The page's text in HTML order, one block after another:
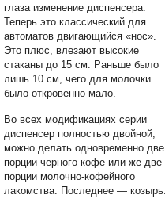
глаза изменение диспенсера.
Теперь это классический для
автоматов двигающийся «нос».
Это плюс, влезают высокие
стаканы до 15 см. Раньше было
лишь 10 см, чего для молочки
было откровенно мало.
Во всех модификациях серии
диспенсер полностью двойной,
можно делать одновременно две
порции черного кофе или же две
порции молочно-кофейного
лакомства. Последнее — козырь.